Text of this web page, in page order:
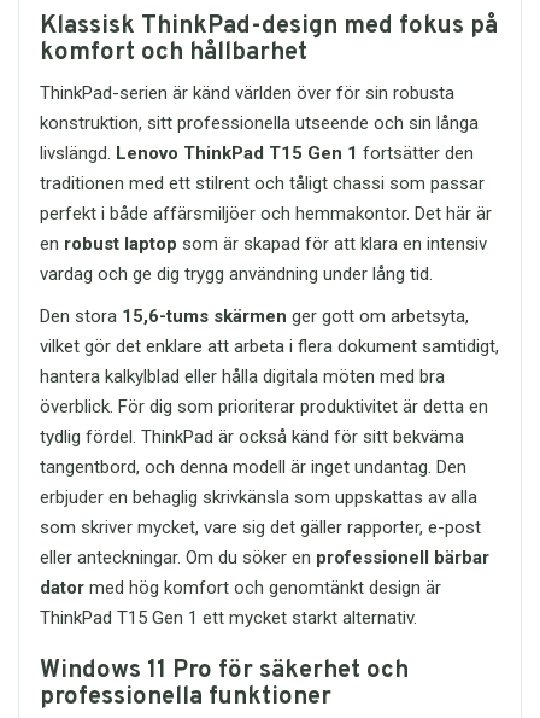
gör detta headset till ett av de mest
praktiska alternativen i sin prisklass.
Fördelar med SOLID Stereo
Headset HT-HD212
Klart stereoljud med bra
balans mellan bas och diskant
Justerbar mikrofon för tydliga
samtal
Bekväm passform för lång
användning
Kompatibel med dator, laptop,
mobil och surfplatta
Robust konstruktion för daglig
användning
Perfekt för arbete, studier,
gaming och multimedia
Mycket bra pris–prestanda-
förhållande
Beställ ditt SOLID HT-HD212
headset
Om du letar efter ettpålitligt
stereoheadset med mikrofon
kombinerar komfort, ljudkvalitet och
kompatibilitet är
SOLID Stereo
Headset med mikrofon HT-HD212 ett
utmärkt val. Det är ett prisvärt headset
format. När du väljer Kingston
DataTraveler Exodia M USB 3.2 64GB får
daglig användning och som ger trygg
lagring av dina filer.
Produkten erbjuder en kombination av
snabb överföring, praktiskt format och
hög tillförlitlighet. Det gör den till ett
minne online och söker en lösning som
är både prisvärd och effektiv.
Fördelar med Kingston
DataTraveler Exodia M 64GB
64GB lagringskapacitet för
filer, bilder, video och
dokument
USB 3.2 Gen 1 för snabb och
effektiv filöverföring
Kompakt och lätt design för
enkel transport
Skyddskåpa som hjälper till
att skydda USB-kontakten
Praktisk nyckelring för smidig
användning på språng
backup och privat bruk
Bred kompatibilitet med flera
Klassisk ThinkPad-design med fokus på
komfort och hållbarhet
ThinkPad-serien är känd världen över för sin robusta
konstruktion, sitt professionella utseende och sin långa
livslängd. Lenovo ThinkPad T15 Gen 1 fortsätter den
traditionen med ett stilrent och tåligt chassi som passar
perfekt i både affärsmiljöer och hemmakontor. Det här är
en robust laptop som är skapad för att klara en intensiv
vardag och ge dig trygg användning under lång tid.
Den stora 15,6-tums skärmen ger gott om arbetsyta,
vilket gör det enklare att arbeta i flera dokument samtidigt,
hantera kalkylblad eller hålla digitala möten med bra
överblick. För dig som prioriterar produktivitet är detta en
tydlig fördel. ThinkPad är också känd för sitt bekväma
tangentbord, och denna modell är inget undantag. Den
erbjuder en behaglig skrivkänsla som uppskattas av alla
som skriver mycket, vare sig det gäller rapporter, e-post
eller anteckningar. Om du söker en professionell bärbar
dator med hög komfort och genomtänkt design är
ThinkPad T15 Gen 1 ett mycket starkt alternativ.
Windows 11 Pro för säkerhet och
professionella funktioner